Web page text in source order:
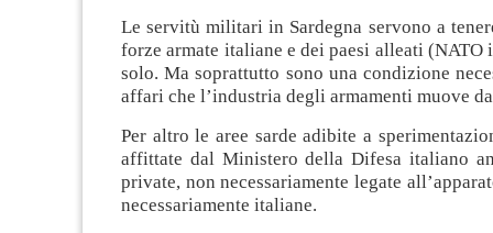
Le servitù militari in Sardegna servono a
forze armate italiane e dei paesi alleati (NATO
solo. Ma soprattutto sono una condizione
affari che l’industria degli armamenti muove
Per altro le aree sarde adibite a
affittate dal Ministero della Difesa italiano
private, non necessariamente legate
necessariamente italiane.